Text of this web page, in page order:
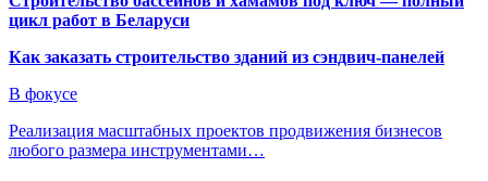
цикл работ в Беларуси
Как заказать строительство зданий из сэндвич-панелей
В фокусе
Реализация масштабных проектов продвижения бизнесов
любого размера инструментами…